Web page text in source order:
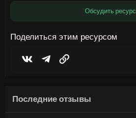
Обсудить ресурс
Поделиться этим ресурсом
VkontakteTelegram
Последние отзывы